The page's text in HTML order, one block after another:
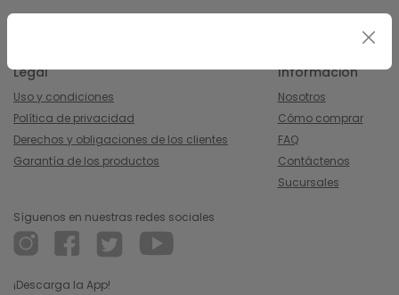
Legal
Uso y condiciones
Política de privacidad
Derechos y obligaciones de los clientes
Garantía de los productos
Información
Nosotros
Cómo comprar
FAQ
Contáctenos
Sucursales
Síguenos en nuestras redes sociales
¡Descarga la App!